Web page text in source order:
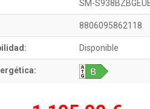
SM-
8806095862118
Disponible